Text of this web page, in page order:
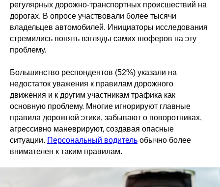
регулярных дорожно-транспортных происшествий на
дорогах. В опросе участвовали более тысячи
владельцев автомобилей. Инициаторы исследования
стремились понять взгляды самих шоферов на эту
проблему.
Большинство респондентов (52%) указали на
недостаток уважения к правилам дорожного
движения и к другим участникам трафика как
основную проблему. Многие игнорируют главные
правила дорожной этики, забывают о поворотниках,
агрессивно маневрируют, создавая опасные
ситуации. Персональный водитель обычно более
внимателен к таким правилам.